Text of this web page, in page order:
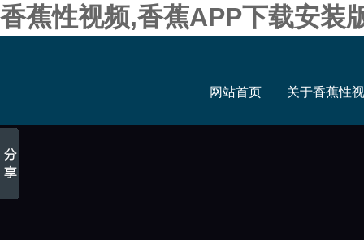
香蕉性视频,香蕉APP下载安装
网站首页 关于香蕉性